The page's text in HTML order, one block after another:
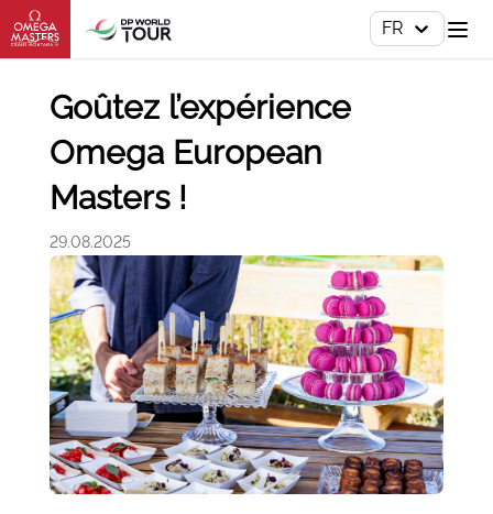
FR
Goûtez l’expérience
Omega European
Masters !
29.08.2025